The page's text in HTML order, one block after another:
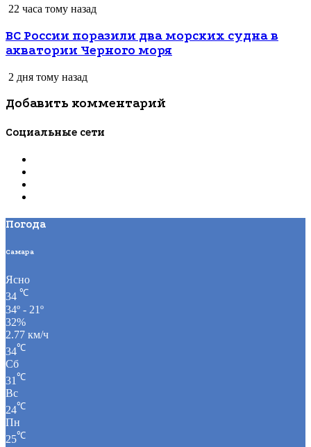
22 часа тому назад
ВС России поразили два морских судна в
акватории Черного моря
2 дня тому назад
Добавить комментарий
Социальные сети
Погода
Самара
Ясно
34 ℃
34º - 21º
32%
2.77 км/ч
34℃
Сб
31 ℃
Вс
24℃
Пн
25℃